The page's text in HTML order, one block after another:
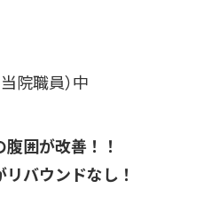
院職員）中
囲が改善！！
バウンドなし！